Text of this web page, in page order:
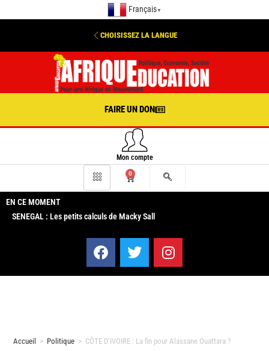
Français ▼
CHOISISSEZ LA LANGUE
FAIRE UN DON
Mon compte
0
EN CE MOMENT
SENEGAL : Les petits calculs de Macky Sall
Accueil > Politique > CÔTE D’IVOIRE : La fin pour Alassane Ouattara ?